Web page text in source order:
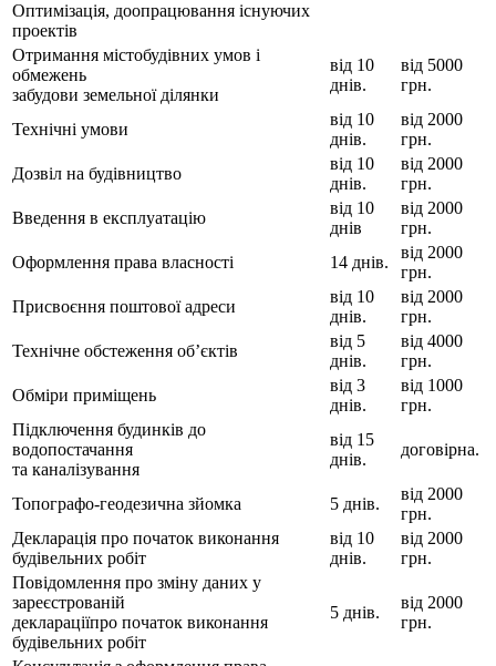
Оптимізація, доопрацювання існуючих
проектів
Отримання містобудівних умов і
обмежень
забудови земельної ділянки
від 10
днів.
від 5000
грн.
Технічні умови
від 10
днів.
від 2000
грн.
Дозвіл на будівництво
від 10
днів.
від 2000
грн.
Введення в експлуатацію
від 10
днів
від 2000
грн.
Оформлення права власності
14 днів.
від 2000
грн.
Присвоєння поштової адреси
від 10
днів.
від 2000
грн.
Технічне обстеження об’єктів
від 5
днів.
від 4000
грн.
Обміри приміщень
від 3
днів.
від 1000
грн.
Підключення будинків до
водопостачання
та каналізування
від 15
днів.
договірна.
Топографо-геодезична зйомка 5 днів.
від 2000
грн.
Декларація про початок виконання
будівельних робіт
від 10
днів.
від 2000
грн.
Повідомлення про зміну даних у
зареєстрованій
деклараціїпро початок виконання
будівельних робіт
5 днів.
від 2000
грн.